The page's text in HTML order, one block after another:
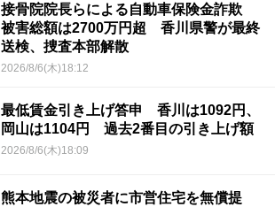
接骨院院長らによる自動車保険金詐欺
被害総額は2700万円超 香川県警が最終
送検、捜査本部解散
2026/8/6(木)18:12
最低賃金引き上げ答申 香川は1092円、
岡山は1104円 過去2番目の引き上げ額
2026/8/6(木)18:09
熊本地震の被災者に市営住宅を無償提